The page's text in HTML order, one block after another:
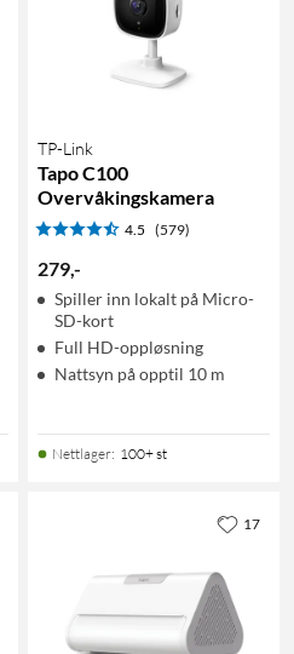
TP-Link
Tapo C100
Overvåkingskamera
4.5 (579)
279,-
Spiller inn lokalt på Micro-
SD-kort
Full HD-oppløsning
Nattsyn på opptil 10 m
Nettlager: 100+ st
17